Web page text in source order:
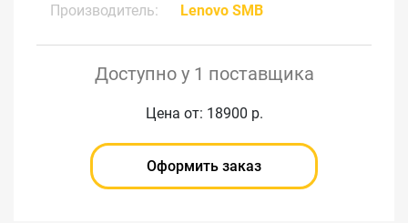
Производитель:
Lenovo SMB
Доступно у 1 поставщика
Цена от: 18900 р.
Оформить заказ